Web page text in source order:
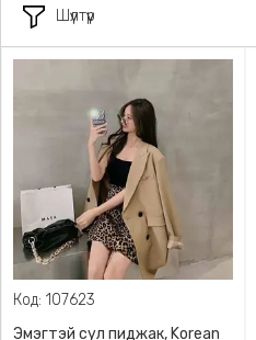
Шүүлтүүр
Код: 107623
Эмэгтэй сул пиджак, Korean